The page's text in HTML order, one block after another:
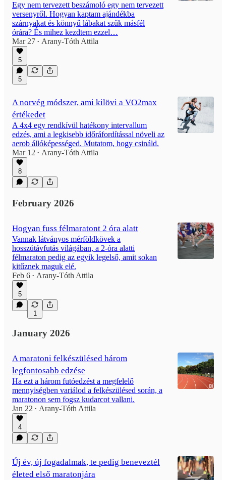
Egy nem tervezett beszámoló egy nem tervezett
versenyről. Hogyan kaptam ajándékba
szárnyakat és könnyű lábakat szűk másfél
órára? És mihez kezdtem ezzel…
Mar 27 • Arany-Tóth Attila
5
5
A norvég módszer, ami kilövi a VO2max
értékedet
A 4x4 egy rendkívül hatékony intervallum
edzés, ami a legkisebb időráfordítással növeli az
aerob állóképességed. Mutatom, hogy csináld.
Mar 12 • Arany-Tóth Attila
8
February 2026
Hogyan fuss félmaratont 2 óra alatt
Vannak látványos mérföldkövek a
hosszútávfutás világában, a 2-óra alatti
félmaraton pedig az egyik legelső, amit sokan
kitűznek maguk elé.
Feb 6 • Arany-Tóth Attila
5
1
January 2026
A maratoni felkészülésed három
legfontosabb edzése
Ha ezt a három futóedzést a megfelelő
mennyiségben variálod a felkészülésed során, a
maratonon sem fogsz kudarcot vallani.
Jan 22 • Arany-Tóth Attila
4
Új év, új fogadalmak, te pedig beneveztél
életed első maratonjára